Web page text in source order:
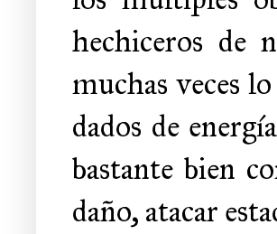
hechiceros de
muchas veces
dados de
bastante bien
daño, atacar